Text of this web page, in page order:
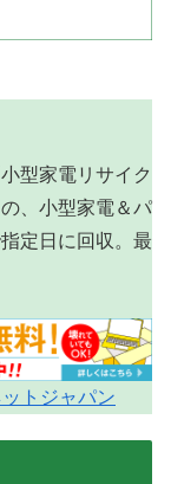
型家電リサイク
、小型家電＆パ
定日に回収。最
トジャパン